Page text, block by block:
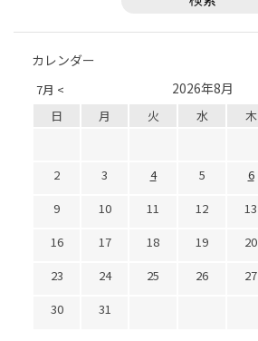
カレンダー
7月 < 2026年8月
日 月 火 水 木
2
3 4 5 6
9
10 11 12 13
16
17 18 19 20
23
24 25 26 27
30
31